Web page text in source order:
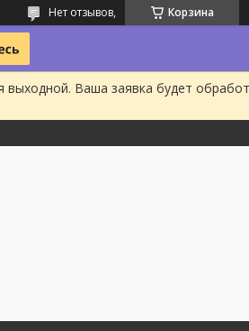
Корзина
Нет отзывов,
Ваша заявка будет